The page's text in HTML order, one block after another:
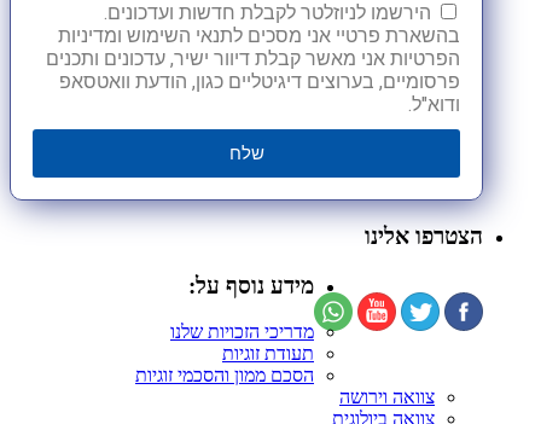
הירשמו לניוזלטר לקבלת חדשות ועדכונים.
בהשארת פרטיי אני מסכים לתנאי השימוש ומדיניות
הפרטיות אני מאשר קבלת דיוור ישיר, עדכונים ותכנים
פרסומיים, בערוצים דיגיטליים כגון, הודעת וואטסאפ
ודוא"ל.
שלח
הצטרפו אלינו
מידע נוסף על:
מדריכי הזכויות שלנו
תעודת זוגיות
הסכם ממון והסכמי זוגיות
צוואה וירושה
צוואה ביולוגית